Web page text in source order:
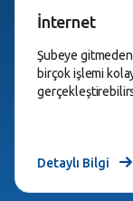
İnternet
Şubeye
birçok işlemi
Detaylı Bilgi